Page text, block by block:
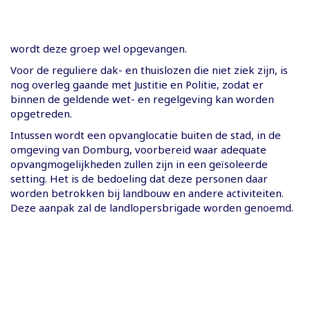
wordt deze groep wel opgevangen.
Voor de reguliere dak- en thuislozen die niet ziek zijn, is
nog overleg gaande met Justitie en Politie, zodat er
binnen de geldende wet- en regelgeving kan worden
opgetreden.
Intussen wordt een opvanglocatie buiten de stad, in de
omgeving van Domburg, voorbereid waar adequate
opvangmogelijkheden zullen zijn in een geïsoleerde
setting. Het is de bedoeling dat deze personen daar
worden betrokken bij landbouw en andere activiteiten.
Deze aanpak zal de landlopersbrigade worden genoemd.